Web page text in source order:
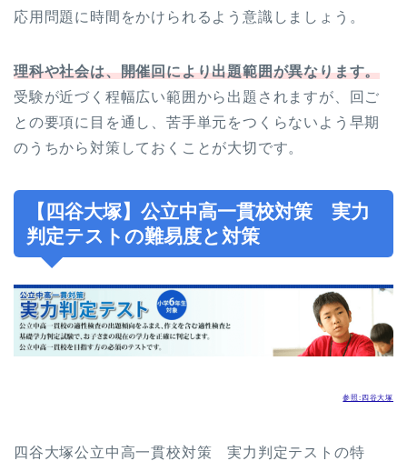
応用問題に時間をかけられるよう意識しましょう。
理科や社会は、開催回により出題範囲が異なります。
受験が近づく程幅広い範囲から出題されますが、回ご
との要項に目を通し、苦手単元をつくらないよう早期
のうちから対策しておくことが大切です。
【四谷大塚】公立中高一貫校対策 実力
判定テストの難易度と対策
参照:四谷大塚
四谷大塚公立中高一貫校対策 実力判定テストの特